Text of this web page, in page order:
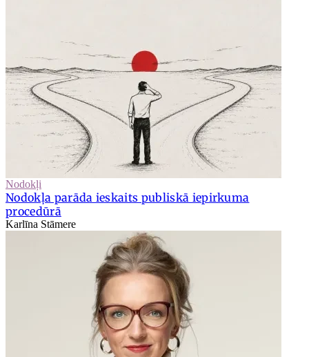
Nodokļi
Nodokļa parāda ieskaits publiskā iepirkuma
procedūrā
Karlīna Stāmere